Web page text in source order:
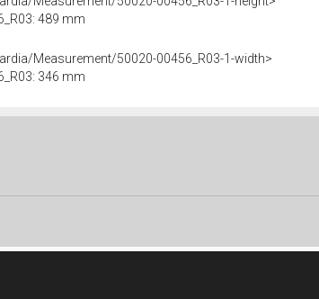
489 mm
Measurement/50020-00456_R03-1-width>
346 mm